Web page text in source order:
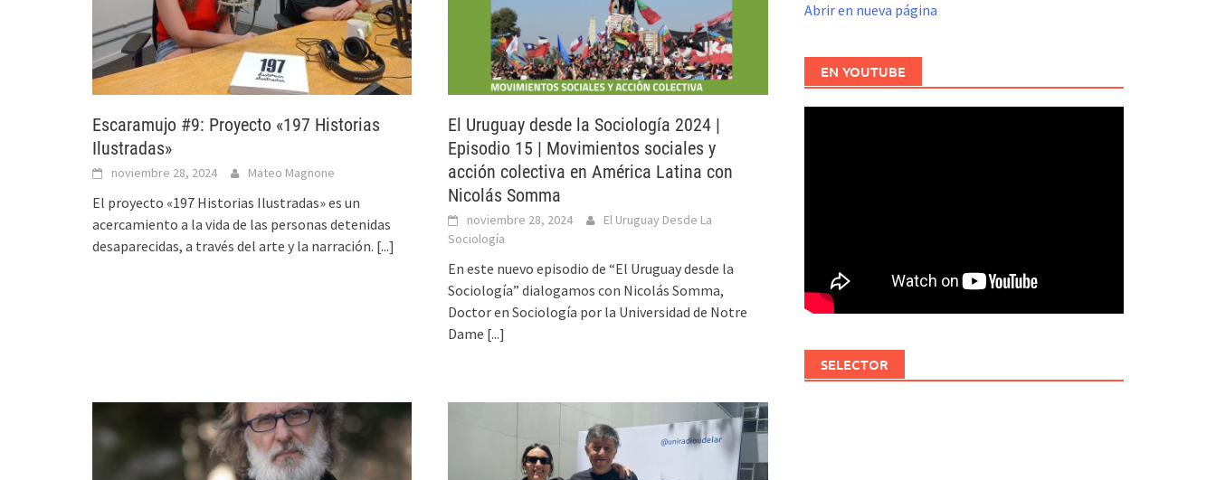
Escaramujo #9: Proyecto «197 Historias
Ilustradas»
noviembre 28, 2024 Mateo Magnone
El proyecto «197 Historias Ilustradas» es un
acercamiento a la vida de las personas detenidas
desaparecidas, a través del arte y la narración. [...]
El Uruguay desde la Sociología 2024 |
Episodio 15 | Movimientos sociales y
acción colectiva en América Latina con
Nicolás Somma
noviembre 28, 2024
El Uruguay Desde La
Sociología
En este nuevo episodio de “El Uruguay desde la
Sociología” dialogamos con Nicolás Somma,
Doctor en Sociología por la Universidad de Notre
Dame [...]
Abrir en nueva página
EN YOUTUBE
SELECTOR